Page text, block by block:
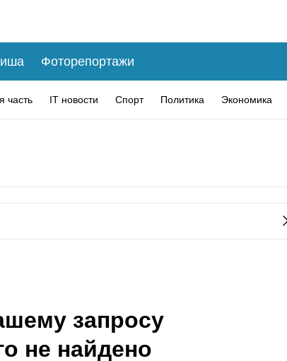
Фоторепортажи
часть IT новости Спорт Политика Экономика
запросу
не найдено